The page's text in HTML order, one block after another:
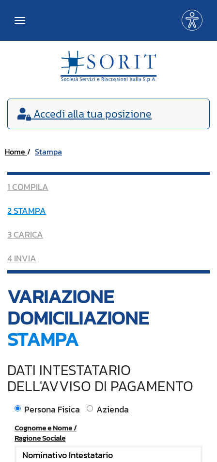
Toggle
Accedi alla tua posizione
Home Stampa
1 COMPILA
2 STAMPA
3 CARICA
4 INVIA
VARIAZIONE
DOMICILIAZIONE
STAMPA
DATI INTESTATARIO
DELL'AVVISO DI PAGAMENTO
Persona Fisica Azienda
Cognome e Nome /
Ragione Sociale